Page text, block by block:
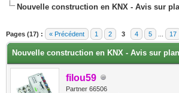
Nouvelle construction en KNX - Avis sur
Pages (17) : « Précédent 1 2 3 4 5 17
Nouvelle construction en KNX - Avis sur
filou59
Partner 66506